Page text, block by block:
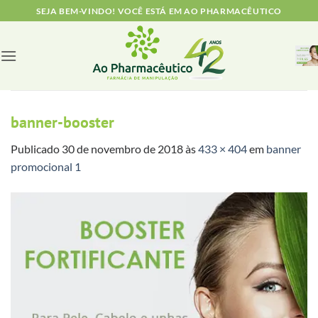
to
SEJA BEM-VINDO! VOCÊ ESTÁ EM AO PHARMACÊUTICO
banner-booster
Publicado 30 de novembro de 2018às433 × 404em banner
promocional 1